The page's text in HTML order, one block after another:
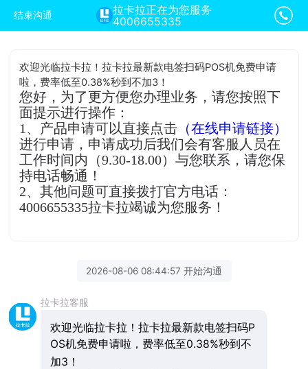
结束沟通
拉卡拉正在为您服务
4006655335
欢迎光临拉卡拉！拉卡拉最新款电签扫码POS机免费申请
啦，费率低至0.38%秒到不加3！
您好，为了更方便您办理业务，请您按照下
面提示进行操作：
1、产品申请可以直接点击 （在线申请链接）
进行申请，申请成功后我们会有客服人员在
工作时间内（9.30-18.00）与您联系，请您保
持电话畅通！
2、其他问题可直接拨打官方电话：
4006655335拉卡拉竭诚为您服务！
2026-08-06 08:44:57 开始沟通
拉卡拉客服
欢迎光临拉卡拉！拉卡拉最新款电签扫码P
OS机免费申请啦，费率低至0.38%秒到不
加3！